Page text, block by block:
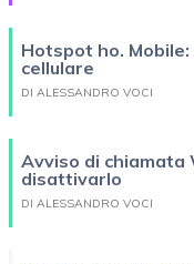
Hotspot ho.
cellulare
DI ALESSANDRO VOCI
Avviso di chiamata
disattivarlo
DI ALESSANDRO VOCI